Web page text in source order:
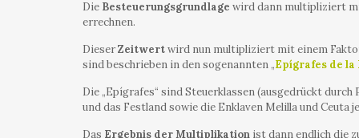
Die Besteuerungsgrundlage wird dann multipliziert
errechnen.
DieserZeitwertwird nun multipliziert mit einem
sind beschrieben in den sogenannten „Epígrafes de la
Die „Epígrafes“ sind Steuerklassen (ausgedrückt
und das Festland sowie die Enklaven Melilla und Ceuta
Das Ergebnis der Multiplikationist dann endlich die